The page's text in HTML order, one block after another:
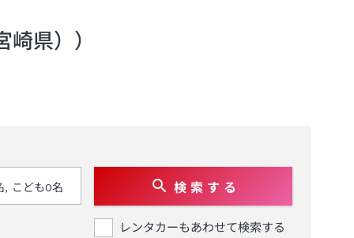
県））
検 索 す る
レンタカーもあわせて検索する